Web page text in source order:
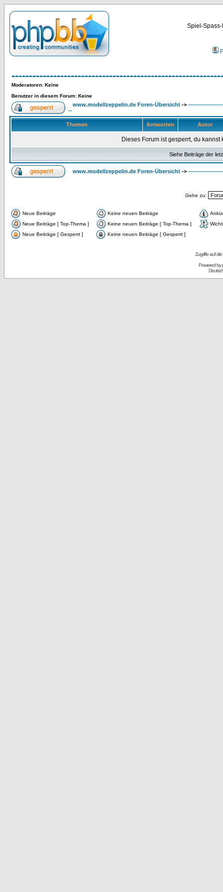
Spiel-
Moderatoren: Keine
Benutzer in diesem Forum: Keine
www.modellzeppelin.de Foren-Übersicht ->
--
Themen Antworten Autor
Dieses Forum ist gesperrt, du
Siehe Beiträge der
www.modellzeppelin.de Foren-Übersicht ->
Gehe zu:
Neue Beiträge Keine neuen Beiträge
Neue Beiträge [ Top-Thema ]
Keine neuen Beiträge [ Top-Thema ]
Neue Beiträge [ Gesperrt ]
Keine neuen Beiträge [ Gesperrt ]
Zugriffe auf
Powered by